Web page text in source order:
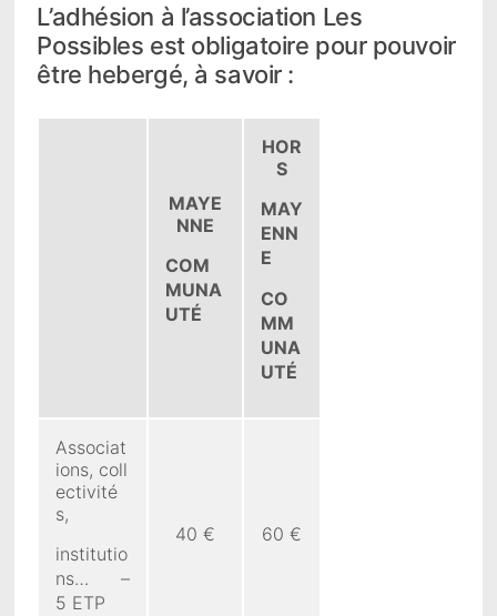
L’adhésion à l’association Les
Possibles est obligatoire pour pouvoir
être hebergé, à savoir :
MAYE
NNE
COM
MUNA
UTÉ
HOR
S
MAY
ENN
E
CO
MM
UNA
UTÉ
Associat
ions, coll
ectivité
s,
institutio
ns… –
5 ETP
40 € 60 €